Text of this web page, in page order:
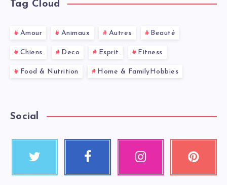
Tag Cloud
Amour Animaux Autres Beauté
Chiens Deco Esprit Fitness
Food & Nutrition Home & FamilyHobbies
Social